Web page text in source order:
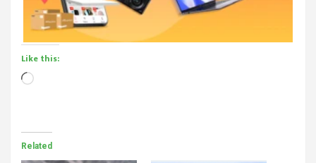
Like this:
Loading…
Related